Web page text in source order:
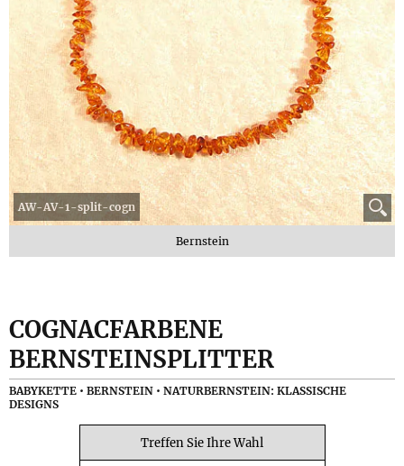
AW-AV-1-split-cogn
Bernstein
COGNACFARBENE
BERNSTEINSPLITTER
BABYKETTE • BERNSTEIN • NATURBERNSTEIN: KLASSISCHE
DESIGNS
Treffen Sie Ihre Wahl